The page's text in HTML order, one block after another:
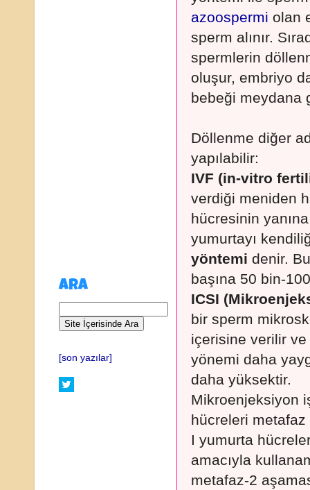
azoospermi olan
sperm alınır.
spermlerin
oluşur, embriyo
bebeği meydana
Döllenme diğer
yapılabilir:
IVF (in-vitro
verdiği meniden
hücresinin
yumurtayı
yöntemi denir.
başına 50 bin-
ICSI
bir sperm
içerisine verilir
yönemi daha
daha yüksektir.
Mikroenjeksiyon
hücreleri
I yumurta
amacıyla
metafaz-2
ARA
[son yazılar]